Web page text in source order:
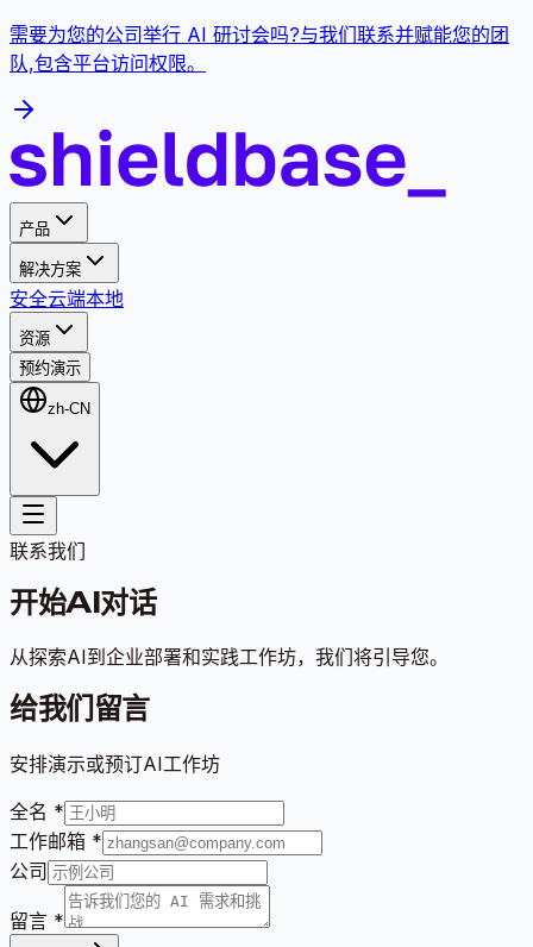
需要为您的公司举行 AI 研讨会吗?与我们联系并赋能您的团
队,包含平台访问权限。
产品
解决方案
安全云端本地
资源
预约演示
zh-CN
联系我们
开始AI对话
从探索AI到企业部署和实践工作坊，我们将引导您。
给我们留言
安排演示或预订AI工作坊
全名 *
工作邮箱 *
公司
留言 *